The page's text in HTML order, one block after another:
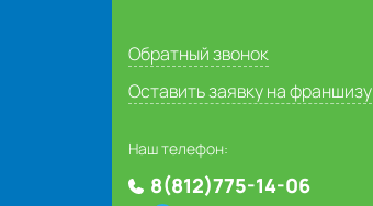
Обратный звонок
Оставить заявку на франшизу
Наш телефон:
8(812)775-14-06